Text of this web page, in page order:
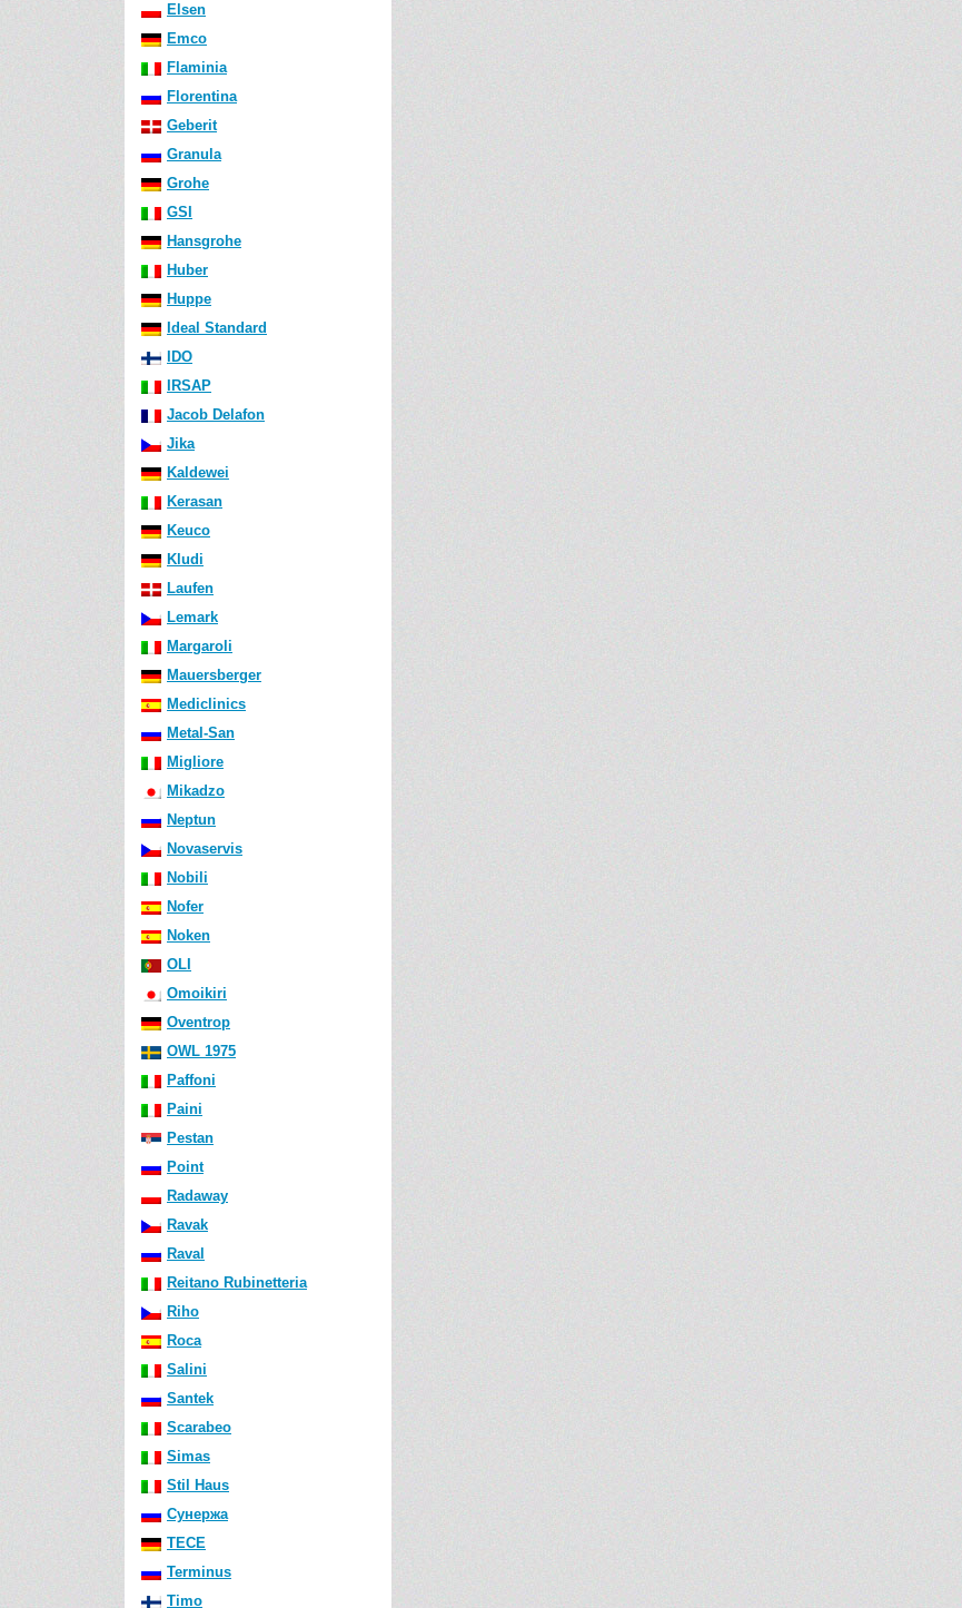
Elsen
Emco
Flaminia
Florentina
Geberit
Granula
Grohe
GSI
Hansgrohe
Huber
Huppe
Ideal Standard
IDO
IRSAP
Jacob Delafon
Jika
Kaldewei
Kerasan
Keuco
Kludi
Laufen
Lemark
Margaroli
Mauersberger
Mediclinics
Metal-San
Migliore
Mikadzo
Neptun
Novaservis
Nobili
Nofer
Noken
OLI
Omoikiri
Oventrop
OWL 1975
Paffoni
Paini
Pestan
Point
Radaway
Ravak
Raval
Reitano Rubinetteria
Riho
Roca
Salini
Santek
Scarabeo
Simas
Stil Haus
Сунержа
TECE
Terminus
Timo